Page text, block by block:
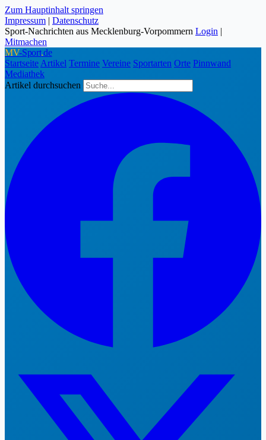
Zum Hauptinhalt springen
Impressum | Datenschutz
Sport-Nachrichten aus Mecklenburg-Vorpommern Login |
Mitmachen
MV-Sport.de
Startseite Artikel Termine Vereine Sportarten Orte Pinnwand
Mediathek
Artikel durchsuchen